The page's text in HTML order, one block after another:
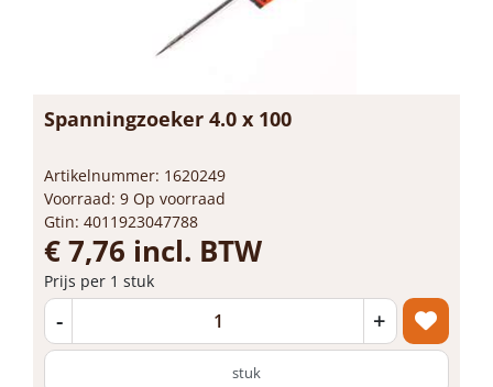
Spanningzoeker 4.0 x 100
Artikelnummer: 1620249
Voorraad: 9 Op voorraad
Gtin: 4011923047788
€ 7,76 incl. BTW
Prijs per 1 stuk
- +
stuk